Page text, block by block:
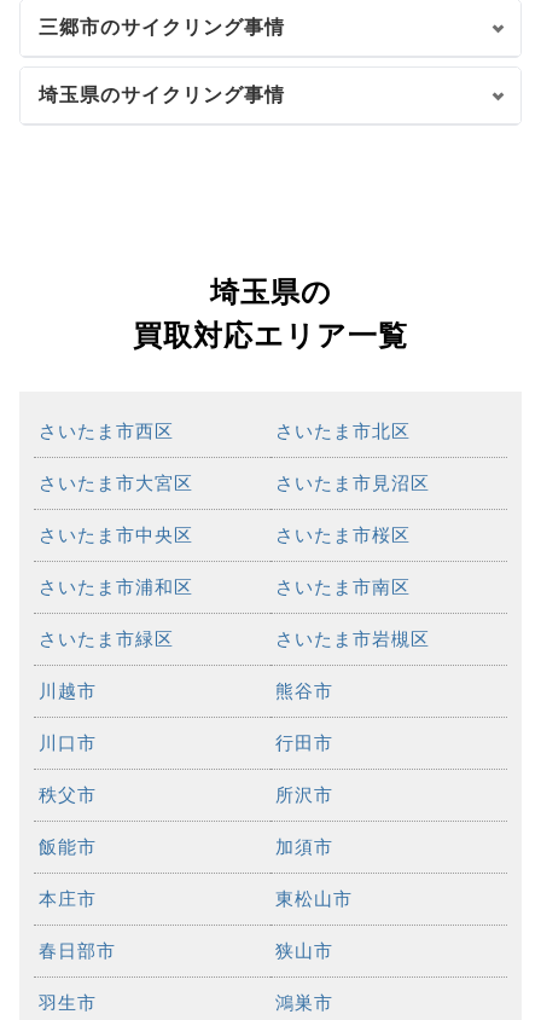
三郷市のサイクリング事情
埼玉県のサイクリング事情
埼玉県の
買取対応エリア一覧
さいたま市西区 さいたま市北区
さいたま市大宮区 さいたま市見沼区
さいたま市中央区 さいたま市桜区
さいたま市浦和区 さいたま市南区
さいたま市緑区 さいたま市岩槻区
川越市 熊谷市
川口市 行田市
秩父市 所沢市
飯能市 加須市
本庄市 東松山市
春日部市 狭山市
羽生市 鴻巣市